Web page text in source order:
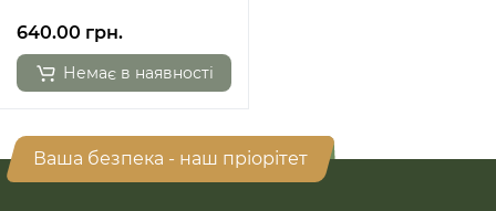
640.00 грн.
Немає в наявності
Ваша безпека - наш пріорітет